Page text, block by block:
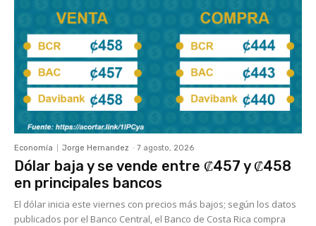
Economía Jorge Hernandez - 7 agosto, 2026
Dólar baja y se vende entre ₡457 y ₡458
en principales bancos
El dólar inicia este viernes con precios más bajos; según los datos
publicados por el Banco Central, el Banco de Costa Rica compra